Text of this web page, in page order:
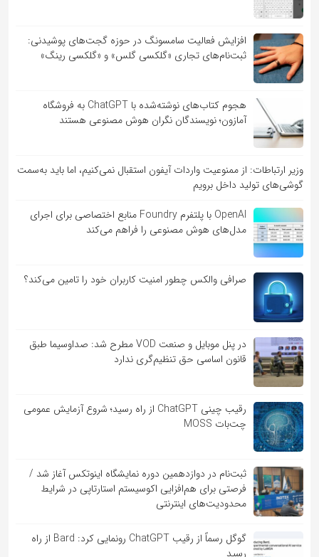
افزایش فعالیت سامسونگ در حوزه گجت‌های پوشیدنی:
ثبت‌نام‌های تجاری «گلکسی گلس» و «گلکسی رینگ»
هجوم کتاب‌های نوشته‌شده با ChatGPT به فروشگاه
آمازون؛ نویسندگان نگران هوش مصنوعی هستند
وزیر ارتباطات: از ممنوعیت واردات آیفون استقبال نمی‌کنیم، اما باید به‌سمت
گوشی‌های تولید داخل برویم
OpenAI با پلتفرم Foundry منابع اختصاصی برای اجرای
مدل‌های هوش مصنوعی را فراهم می‌کند
صرافی والکس چطور امنیت کاربران خود را تامین می‌کند؟
در پنل موبایل و صنعت VOD مطرح شد: صداوسیما طبق
قانون اساسی حق تنظیم‌گری ندارد
رقیب چینی ChatGPT از راه رسید؛ شروع آزمایش عمومی
چت‌بات MOSS
ثبت‌نام در دوازدهمین دوره نمایشگاه اینوتکس آغاز شد /
فرصتی برای هم‌افزایی اکوسیستم استارتاپی در شرایط
محدودیت‌های اینترنتی
گوگل رسماً از رقیب ChatGPT رونمایی کرد: Bard از راه
رسید